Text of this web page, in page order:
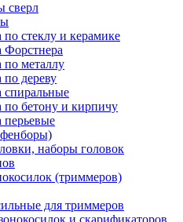
сверл
по стеклу и керамике
Форстнера
по металлу
по дереву
спиральные
по бетону и кирпичу
перьевые
наборы головок
(триммеров)
для триммеров
и скарификаторов